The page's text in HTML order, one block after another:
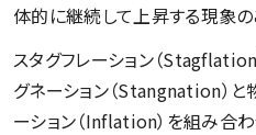
体的に継続して上昇する現象の
スタグフレーション（
グネーション（Stangnation）
ーション（Inflation）を組み合